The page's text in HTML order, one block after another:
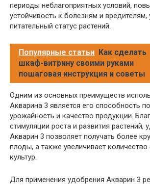
периоды неблагоприятных условий,
устойчивость к болезням и вредителям,
питательный статус растений.
Популярные статьи Как сделать
шкаф-витрину своими руками
пошаговая инструкция и советы
Одним из основных преимуществ
Акварина 3 является его способность
урожайность и качество продукции.
стимуляции роста и развития растений,
Акварин 3 позволяет получать более
плоды, а также увеличивает
культур.
Для применения удобрения Акварин 3